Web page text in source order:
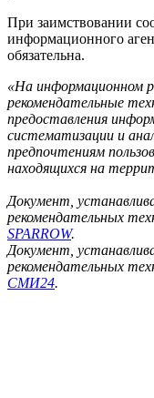
При заимствовании
информационного
обязательна.
«На информационном
рекомендательные
предоставления
систематизации и
предпочтениям
находящихся на
Документ,
рекомендательных
SPARROW.
Документ,
рекомендательных
СМИ24.